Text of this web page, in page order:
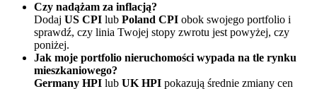
Czy nadążam za inflacją?
Dodaj US CPI lub Poland CPI obok swojego portfolio i
sprawdź, czy linia Twojej stopy zwrotu jest powyżej, czy
poniżej.
Jak moje portfolio nieruchomości wypada na tle rynku
mieszkaniowego?
Germany HPI lub UK HPI pokazują średnie zmiany cen